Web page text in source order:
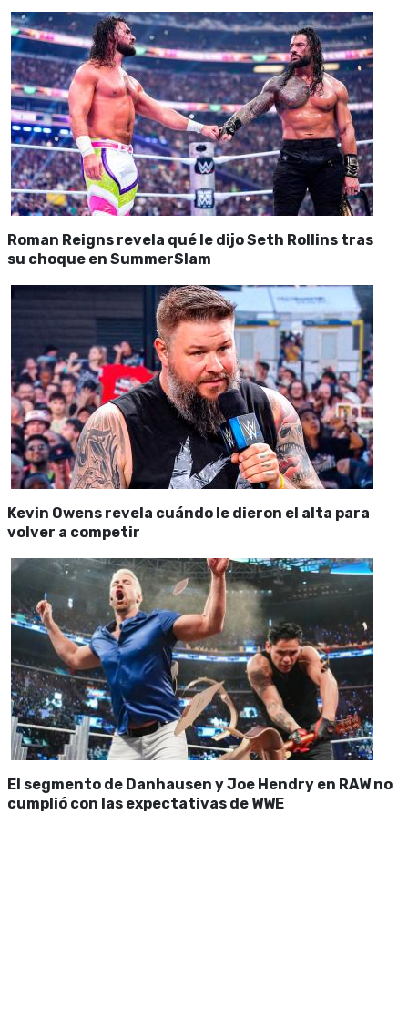
Roman Reigns revela qué le dijo Seth Rollins tras
su choque en SummerSlam
Kevin Owens revela cuándo le dieron el alta para
volver a competir
El segmento de Danhausen y Joe Hendry en RAW no
cumplió con las expectativas de WWE